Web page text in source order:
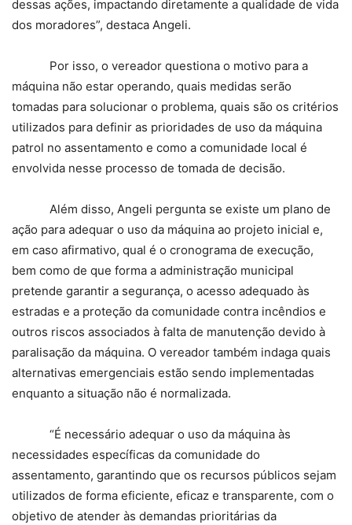
dessas ações, impactando diretamente a qualidade de vida
dos moradores”, destaca Angeli.
Por isso, o vereador questiona o motivo para a
máquina não estar operando, quais medidas serão
tomadas para solucionar o problema, quais são os critérios
utilizados para definir as prioridades de uso da máquina
patrol no assentamento e como a comunidade local é
envolvida nesse processo de tomada de decisão.
Além disso, Angeli pergunta se existe um plano de
ação para adequar o uso da máquina ao projeto inicial e,
em caso afirmativo, qual é o cronograma de execução,
bem como de que forma a administração municipal
pretende garantir a segurança, o acesso adequado às
estradas e a proteção da comunidade contra incêndios e
outros riscos associados à falta de manutenção devido à
paralisação da máquina. O vereador também indaga quais
alternativas emergenciais estão sendo implementadas
enquanto a situação não é normalizada.
“É necessário adequar o uso da máquina às
necessidades específicas da comunidade do
assentamento, garantindo que os recursos públicos sejam
utilizados de forma eficiente, eficaz e transparente, com o
objetivo de atender às demandas prioritárias da